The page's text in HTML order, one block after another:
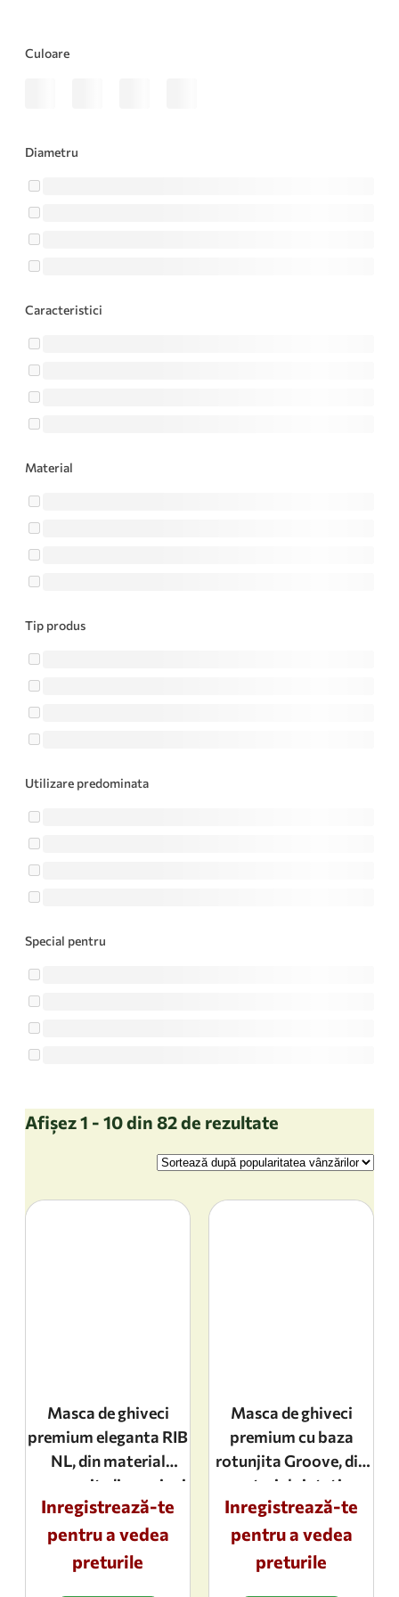
Culoare
Diametru
Caracteristici
Material
Tip produs
Utilizare predominata
Special pentru
Afișez 1 - 10 din 82 de rezultate
Masca de ghiveci
premium eleganta RIB
NL, din material
compozit, dimensiuni
56x85cm, culoarea
black-gold
Inregistrează-te
pentru a vedea
preturile
Masca de ghiveci
premium cu baza
rotunjita Groove, din
material sintetic,
dimensiuni 16,5x15cm,
culoarea Green
Inregistrează-te
pentru a vedea
preturile